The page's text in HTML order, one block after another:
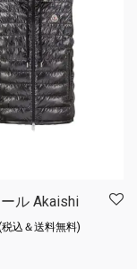
ル Akaishi
税込＆送料無料)